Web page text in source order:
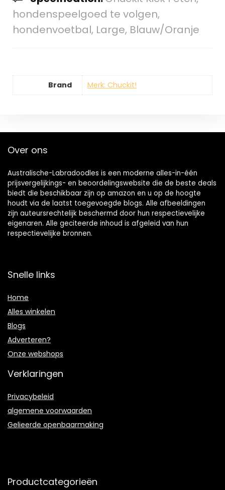
hondenspeelgoed te volgen,
hondenvoetbal, Large, Blauw/Oranje
Brand Merk: Chuckit!
Over ons
Australische-Labradoodles is een moderne alles-in-één
prijsvergelijkings- en beoordelingswebsite die de beste deals
biedt die beschikbaar zijn op amazon en u op de hoogte
houdt via de laatst toegevoegde blogs. Alle afbeeldingen
zijn auteursrechtelijk beschermd door hun respectievelijke
eigenaren. Alle geciteerde inhoud is afgeleid van hun
respectievelijke bronnen.
Snelle links
Home
Alles winkelen
Blogs
Adverteren?
Onze webshops
Verklaringen
Privacybeleid
algemene voorwaarden
Gelieerde openbaarmaking
Productcategorieën